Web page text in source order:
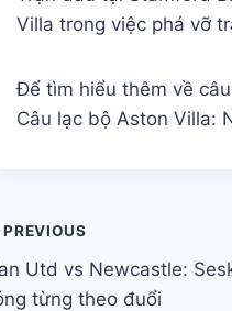
Villa trong việc phá vỡ
Để tìm hiểu thêm về
Câu lạc bộ Aston Villa:
PREVIOUS
Utd vs Newcastle:
từng theo đuổi